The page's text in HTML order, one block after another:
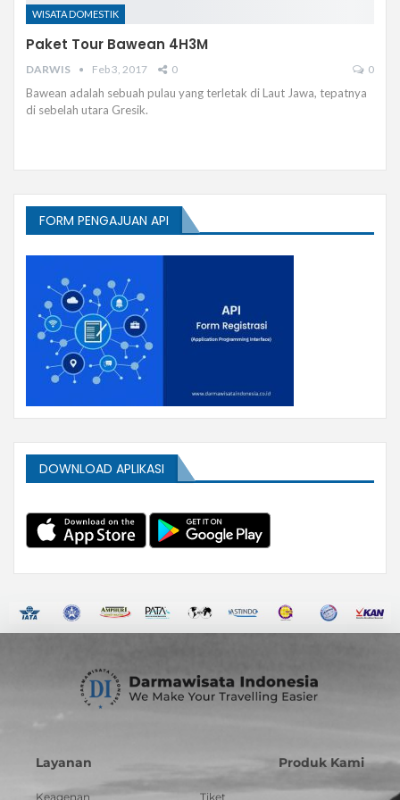
WISATA DOMESTIK
Paket Tour Bawean 4H3M
DARWIS Feb 3, 2017 0 0
Bawean adalah sebuah pulau yang terletak di Laut Jawa, tepatnya
di sebelah utara Gresik.
FORM PENGAJUAN API
DOWNLOAD APLIKASI
Layanan
Keagenan
Produk Kami
Tiket